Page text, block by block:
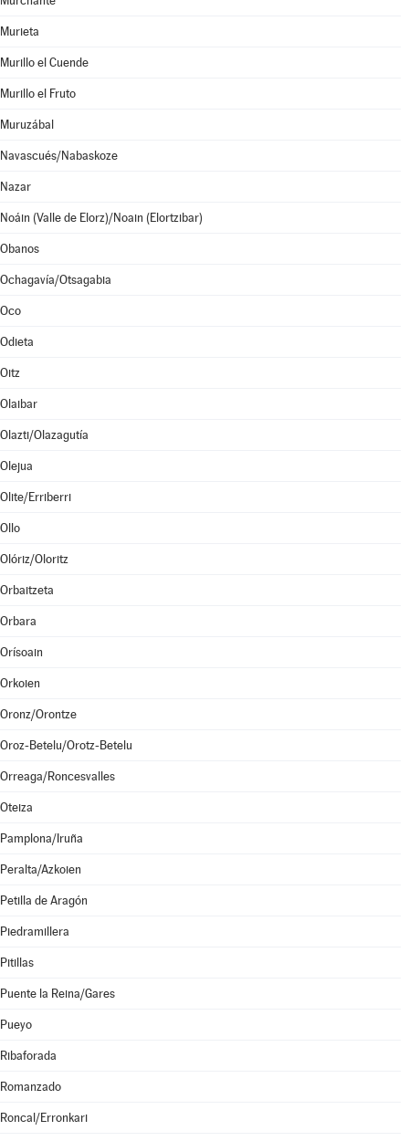
Murieta
Murillo el Cuende
Murillo el Fruto
Muruzábal
Navascués/Nabaskoze
Nazar
Noáin (Valle de Elorz)/Noain (Elortzibar)
Obanos
Ochagavía/Otsagabia
Oco
Odieta
Oitz
Olaibar
Olazti/Olazagutía
Olejua
Olite/Erriberri
Ollo
Olóriz/Oloritz
Orbaitzeta
Orbara
Orísoain
Orkoien
Oronz/Orontze
Oroz-Betelu/Orotz-Betelu
Orreaga/Roncesvalles
Oteiza
Pamplona/Iruña
Peralta/Azkoien
Petilla de Aragón
Piedramillera
Pitillas
Puente la Reina/Gares
Pueyo
Ribaforada
Romanzado
Roncal/Erronkari